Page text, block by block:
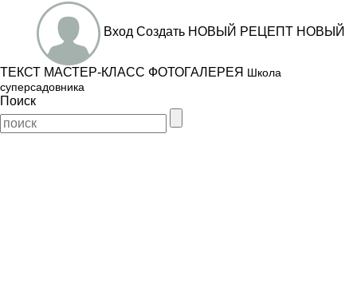
Вход Создать НОВЫЙ РЕЦЕПТ НОВЫЙ
ТЕКСТ МАСТЕР-КЛАСС ФОТОГАЛЕРЕЯ Школа
суперсадовника
Поиск